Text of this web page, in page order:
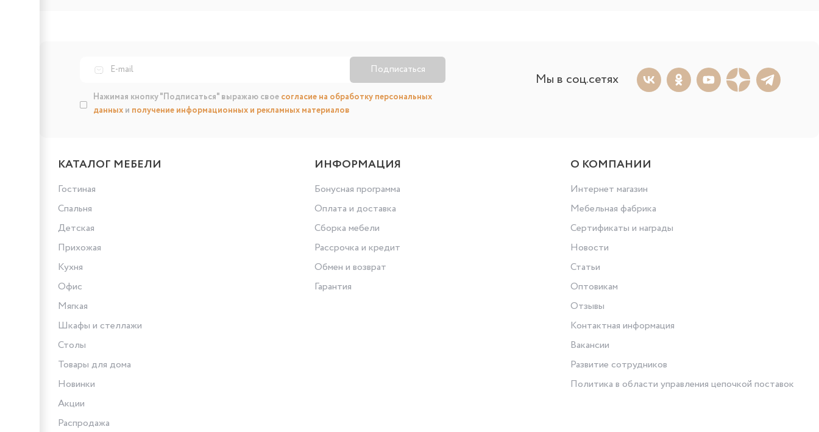
Подписаться
Нажимая кнопку "Подписаться" выражаю свое согласие на обработку персональных
данных и получение информационных и рекламных материалов
Мы в соц.сетях
КАТАЛОГ МЕБЕЛИ
Гостиная
Спальня
Детская
Прихожая
Кухня
Офис
Мягкая
Шкафы и стеллажи
Столы
Товары для дома
Новинки
Акции
Распродажа
ИНФОРМАЦИЯ
Бонусная программа
Оплата и доставка
Сборка мебели
Рассрочка и кредит
Обмен и возврат
Гарантия
О КОМПАНИИ
Интернет магазин
Мебельная фабрика
Сертификаты и награды
Новости
Статьи
Оптовикам
Отзывы
Контактная информация
Вакансии
Развитие сотрудников
Политика в области управления цепочкой поставок